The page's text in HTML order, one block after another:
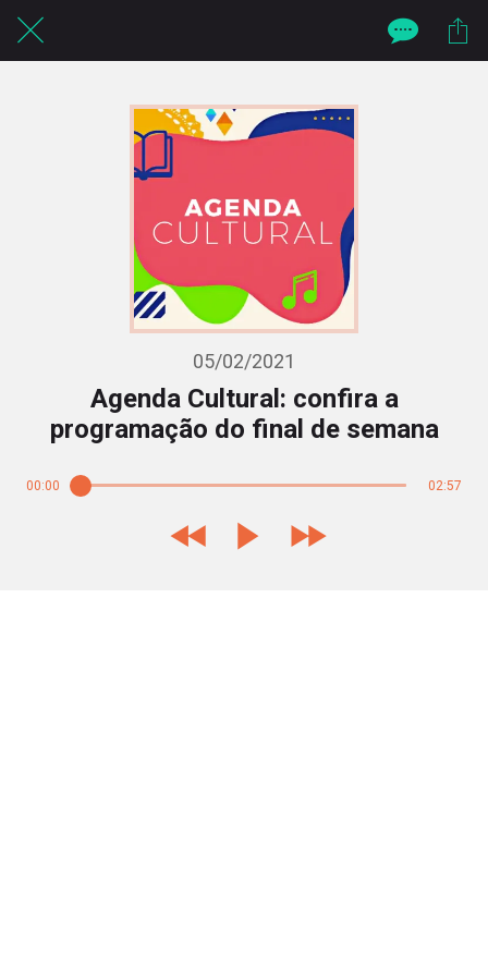
05/02/2021
Agenda Cultural: confira a
programação do final de semana
00:00 02:57